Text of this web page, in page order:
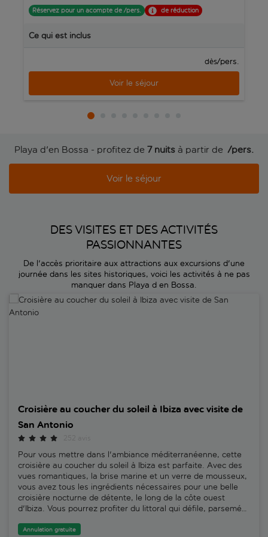
Réservez pour un acompte de /pers. de réduction
Ce qui est inclus
dès/pers.
Voir le séjour
Playa d'en Bossa - profitez de 7 nuits à partir de /pers.
Voir le séjour
DES VISITES ET DES ACTIVITÉS
PASSIONNANTES
De l'accès prioritaire aux attractions aux excursions d'une
journée dans les sites historiques, voici les activités à ne pas
manquer dans Playa d en Bossa.
Croisière au coucher du soleil à Ibiza avec visite de San Antonio
Croisière au coucher du soleil à Ibiza avec visite de
San Antonio
Pour vous mettre dans l'ambiance méditerranéenne, cette
croisière au coucher du soleil à Ibiza est parfaite. Avec des
vues romantiques, la brise marine et un verre de mousseux,
vous avez tous les ingrédients nécessaires pour une belle
croisière nocturne de détente, le long de la côte ouest
d'Ibiza. Vous pourrez profiter du littoral qui défile, parsemé
guides locaux experts, explique : "Les couchers de soleil
Annulation gratuite